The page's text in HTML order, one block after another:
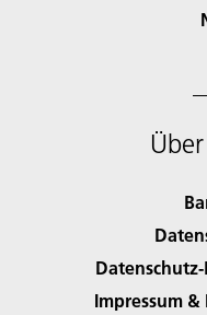
Impressum